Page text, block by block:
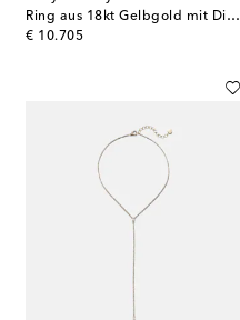
Ring aus 18kt Gelbgold mit Diamanten
€ 10.705
original price